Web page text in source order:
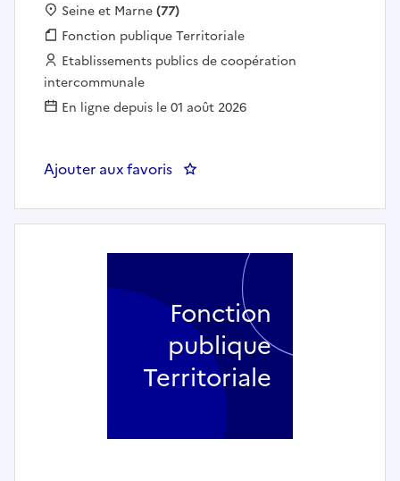
Localisation :
Seine et Marne(77)
Fonction publique :
Fonction publique Territoriale
Employeur :
Etablissements publics de coopération
intercommunale
En ligne depuis le 01 août 2026
Ajouter aux favoris : Animateur-trice de loisirs en
Fonction
publique
Territoriale